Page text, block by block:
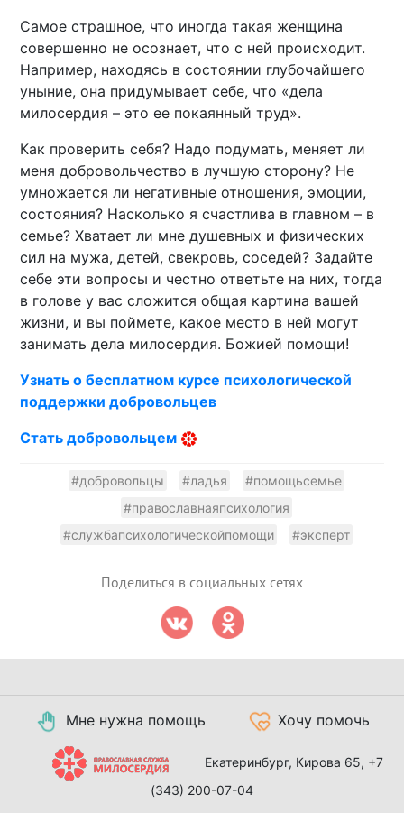
Самое страшное, что иногда такая женщина
совершенно не осознает, что с ней происходит.
Например, находясь в состоянии глубочайшего
уныние, она придумывает себе, что «дела
милосердия – это ее покаянный труд».
Как проверить себя? Надо подумать, меняет ли
меня добровольчество в лучшую сторону? Не
умножается ли негативные отношения, эмоции,
состояния? Насколько я счастлива в главном – в
семье? Хватает ли мне душевных и физических
сил на мужа, детей, свекровь, соседей? Задайте
себе эти вопросы и честно ответьте на них, тогда
в голове у вас сложится общая картина вашей
жизни, и вы поймете, какое место в ней могут
занимать дела милосердия. Божией помощи!
Узнать о бесплатном курсе психологической
поддержки добровольцев
Стать добровольцем
#добровольцы #ладья
#помощьсемье
#православнаяпсихология
#службапсихологическойпомощи
#эксперт
Поделиться в социальных сетях
Мне нужна помощь Хочу помочь
Екатеринбург, Кирова 65, +7
(343) 200-07-04